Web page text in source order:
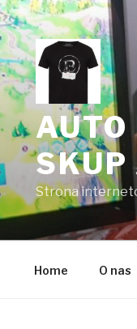
AUTO
SKUP
Strona
Home O nas